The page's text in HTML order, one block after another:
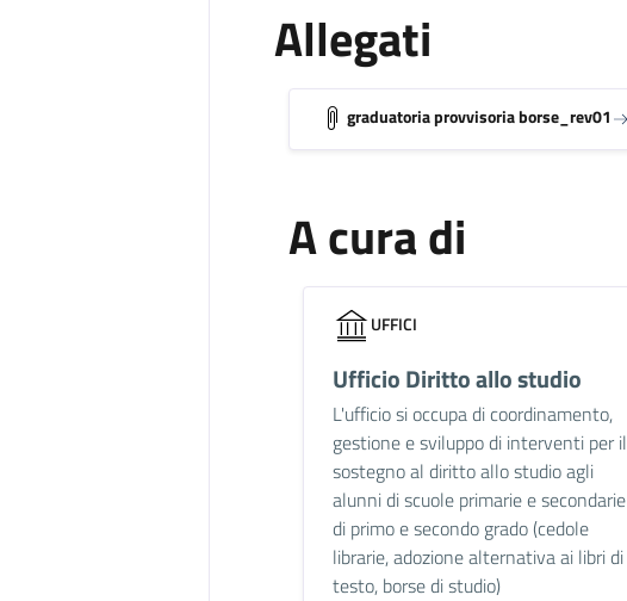
Allegati
graduatoria provvisoria borse_rev01
A cura di
UFFICI
Ufficio Diritto allo studio
L'ufficio si occupa di coordinamento,
gestione e sviluppo di interventi per il
sostegno al diritto allo studio agli
alunni di scuole primarie e secondarie
di primo e secondo grado (cedole
librarie, adozione alternativa ai libri di
testo, borse di studio)